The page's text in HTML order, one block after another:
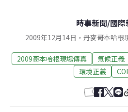
時事新聞/國際
2009年12月14日，丹麥哥本哈根
2009哥本哈根現場傳真 氣候正義
環境正義